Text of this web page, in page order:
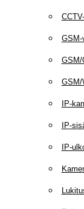
GSM-
GSM/
GSM/
IP-
IP-
IP-